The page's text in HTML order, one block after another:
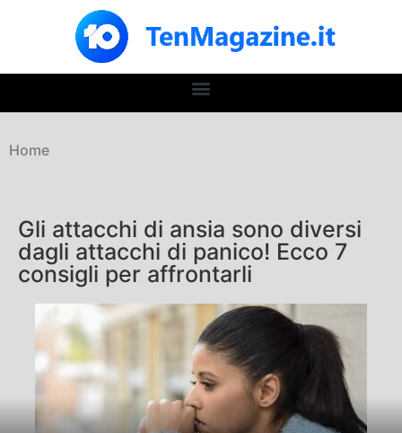
Home
Gli attacchi di ansia sono diversi
dagli attacchi di panico! Ecco 7
consigli per affrontarli